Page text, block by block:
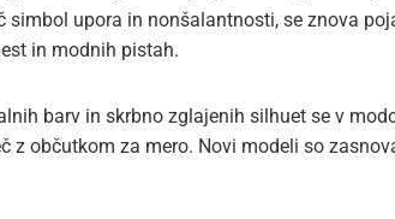
simbol upora in nonšalantnosti, se znova
in modnih pistah.
barv in skrbno zglajenih silhuet se v
z občutkom za mero. Novi modeli so